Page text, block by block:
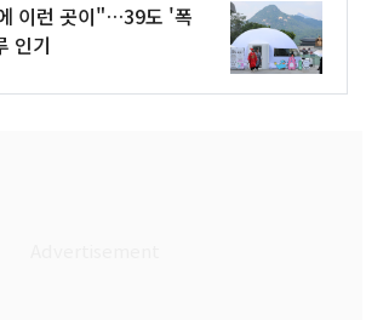
이런 곳이"…39도 '폭
인기